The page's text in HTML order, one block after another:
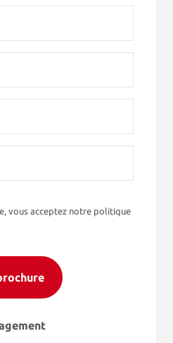
vous acceptez notre politique